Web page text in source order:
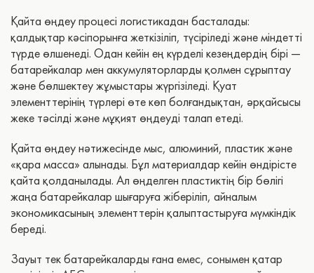
Қайта өңдеу процесі логистикадан басталады:
қалдықтар кәсіпорынға жеткізіліп, түсіріледі және міндетті
түрде өлшенеді. Одан кейін ең күрделі кезеңдердің бірі —
батарейкалар мен аккумуляторларды қолмен сұрыптау
және бөлшектеу жұмыстары жүргізіледі. Қуат
элементтерінің түрлері өте көп болғандықтан, әрқайсысы
жеке тәсілді және мұқият өңдеуді талап етеді.
Қайта өңдеу нәтижесінде мыс, алюминий, пластик және
«қара масса» алынады. Бұл материалдар кейін өндірісте
қайта қолданылады. Ал өңделген пластиктің бір бөлігі
жаңа батарейкалар шығаруға жіберіліп, айналым
экономикасының элементтерін қалыптастыруға мүмкіндік
береді.
Зауыт тек батарейкаларды ғана емес, сонымен қатар